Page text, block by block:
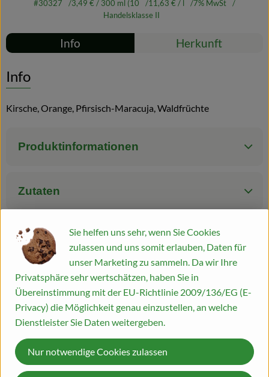
#30327 3,49 € / 300 ml (10 11,63 € / l
7% MwSt
Handelsklasse II
Rezepte
Info Herkunft
Info
Kirsche, Orange, Pfirsisch-Maracuja, Waldfrüchte
Produktinformationen
Zutaten
Produktdatenblatt
Herkunft
Hersteller: Fredos
diverse Herkünfte
Sie helfen uns sehr, wenn Sie Cookies
zulassen und uns somit erlauben, Daten für
unser Marketing zu sammeln. Da wir Ihre
Privatsphäre sehr wertschätzen, haben Sie in
Übereinstimmung mit der EU-Richtlinie 2009/136/EG (E-
Privacy) die Möglichkeit genau einzustellen, an welche
Dienstleister Sie Daten weitergeben.
Nur notwendige Cookies zulassen